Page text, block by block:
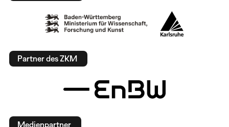
Partner des ZKM
Medienpartner